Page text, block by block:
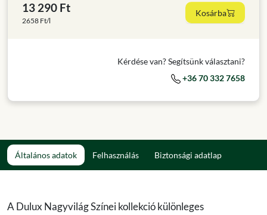
13 290 Ft
2658 Ft/l
Kosárba
Kérdése van? Segítsünk választani?
+36 70 332 7658
Általános adatok Felhasználás Biztonsági adatlap
A Dulux Nagyvilág Színei kollekció különleges